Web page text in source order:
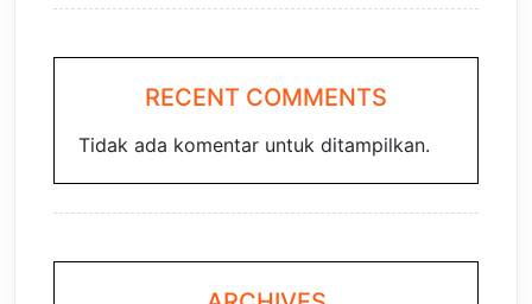
RECENT COMMENTS
Tidak ada komentar untuk ditampilkan.